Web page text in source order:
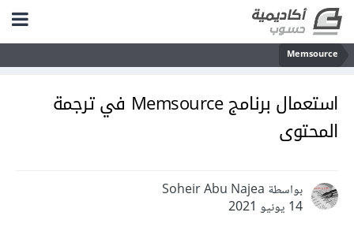
Memsource
استعمال برنامج Memsource في ترجمة
المحتوى
بواسطة Soheir Abu Najea
14 يونيو 2021